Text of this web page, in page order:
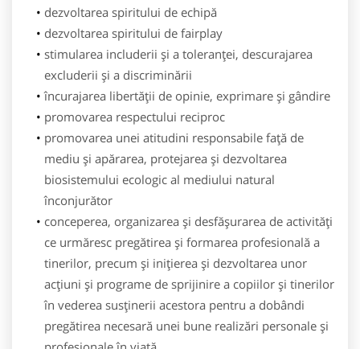
dezvoltarea spiritului de echipă
dezvoltarea spiritului de fairplay
stimularea includerii şi a toleranţei, descurajarea
excluderii şi a discriminării
încurajarea libertăţii de opinie, exprimare şi gândire
promovarea respectului reciproc
promovarea unei atitudini responsabile faţă de
mediu şi apărarea, protejarea şi dezvoltarea
biosistemului ecologic al mediului natural
înconjurător
conceperea, organizarea şi desfăşurarea de activități
ce urmăresc pregătirea şi formarea profesională a
tinerilor, precum şi inițierea şi dezvoltarea unor
acțiuni şi programe de sprijinire a copiilor şi tinerilor
în vederea susținerii acestora pentru a dobândi
pregătirea necesară unei bune realizări personale şi